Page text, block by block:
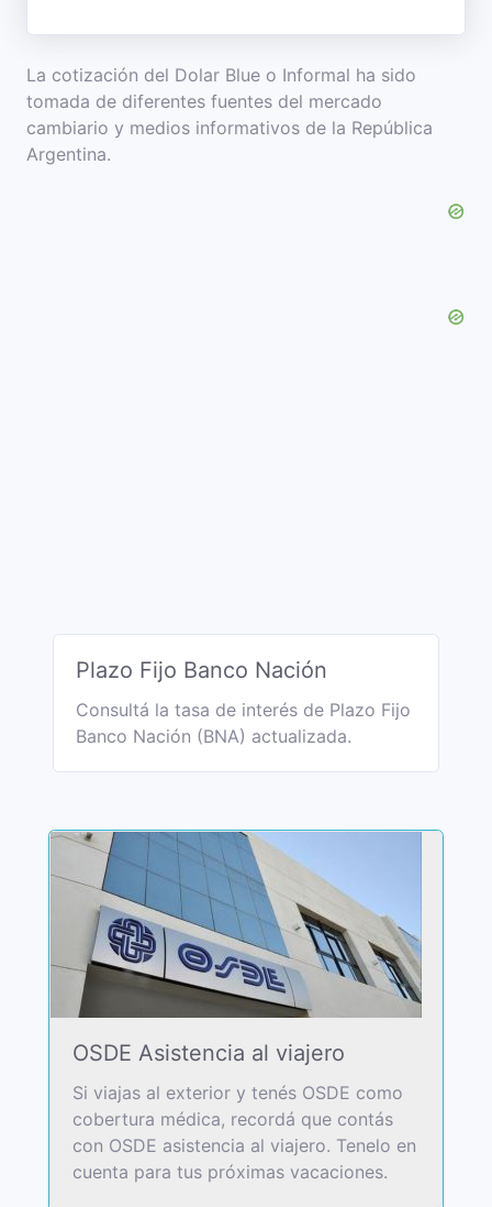
La cotización del Dolar Blue o Informal ha sido
tomada de diferentes fuentes del mercado
cambiario y medios informativos de la República
Argentina.
Plazo Fijo Banco Nación
Consultá la tasa de interés de Plazo Fijo
Banco Nación (BNA) actualizada.
OSDE Asistencia al viajero
Si viajas al exterior y tenés OSDE como
cobertura médica, recordá que contás
con OSDE asistencia al viajero. Tenelo en
cuenta para tus próximas vacaciones.